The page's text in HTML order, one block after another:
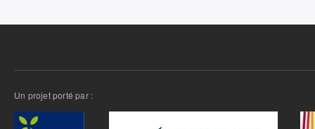
Un projet porté par :